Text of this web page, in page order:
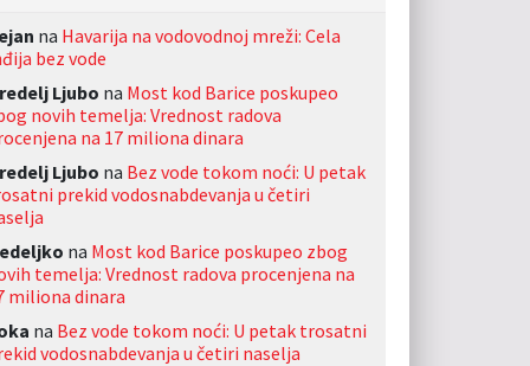
na Havarija na vodovodnoj mreži: Cela
bez vode
Ljubo na Most kod Barice poskupeo
novih temelja: Vrednost radova
na 17 miliona dinara
Ljubo na Bez vode tokom noći: U petak
prekid vodosnabdevanja u četiri
na Most kod Barice poskupeo zbog
temelja: Vrednost radova procenjena na
miliona dinara
na Bez vode tokom noći: U petak trosatni
vodosnabdevanja u četiri naselja